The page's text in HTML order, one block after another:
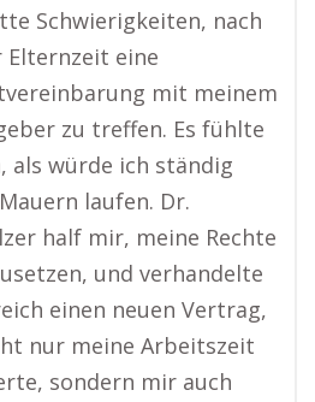
Schwierigkeiten, nach
Elternzeit eine
mit meinem
zu treffen. Es fühlte
als würde ich ständig
laufen. Dr.
half mir, meine Rechte
und verhandelte
einen neuen Vertrag,
nur meine Arbeitszeit
sondern mir auch